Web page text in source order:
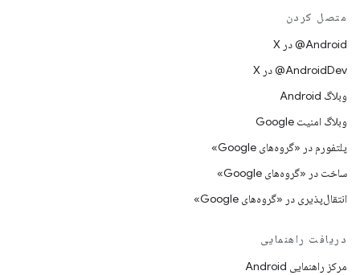
متصل کردن
‫‎@Android در X
‫‎@AndroidDev در X
وبلاگ Android
وبلاگ امنیت Google
پلتفورم در «گروه‌های Google»
ساخت در «گروه‌های Google»
انتقال‌پذیری در «گروه‌های Google»
دریافت راهنمایی
مرکز راهنمایی Android